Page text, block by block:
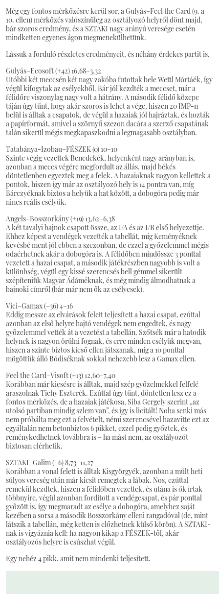
Még egy fontos mérkőzésre kerül sor, a Gulyás–Feel the Card (9. a
10. ellen) mérkőzés valószínűleg az osztályozó helyről dönt majd,
bár szoros eredmény, és a SZTAKI nagy arányú veresége esetén
mindketten egyenes ágon megmenekülhetünk.
Lássuk a forduló részletes eredményeit, és néhány érdekes partit is.
Gulyás–Ecosoft (+42) 16,68–3,32
Utóbbi két meccsén két nagy zakóba futottak bele Wettl Mártáék, így
végül kifogytak az esélyekből. Bár jól kezdték a meccset, már a
félidőre viszonylag nagy volt a hátrány. A második félidő közepe
táján úgy tűnt, hogy akár szoros is lehet a vége, hiszen 20 IMP-n
belül is álltak a csapatok, de végül a hazaiak jól hajráztak, és hozták
a papírformát, amivel a szörnyű szezon dacára a szerző csapatának
talán sikerül mégis megkapaszkodni a legmagasabb osztályban.
Tatabánya-Izobau–FÉSZEK (0) 10–10
Szinte végig vezettek Benedekék, helyenként nagy arányban is,
azonban a meccs végére megfordult az állás, majd békés
döntetlenben egyeztek meg a felek. A hazaiaknak nagyon kellettek a
pontok, hiszen így már az osztályozó hely is 14 pontra van, míg
Bárczyéknak biztos a helyük a hat között, a dobogóra pedig már
nincs reális esélyük.
Angels–Bosszorkány (+19) 13,62–6,38
A két tavalyi bajnok csapott össze, az I/A és az I/B első helyezettje.
Ehhez képest a vendégek vezették a tabellát, míg Keményéknek
kevésbé ment jól ebben a szezonban, de ezzel a győzelemmel mégis
odaérhetnek akár a dobogóra is. A félidőben mindössze 3 ponttal
vezetett a hazai csapat, a második játékrészben nagyobb is volt a
különbség, végül egy kissé szerencsés bell gémmel sikerült
szépíteniük Magyar Ádáméknak, és még mindig álmodhatnak a
bajnoki címről (bár már nem ők az esélyesek).
Vici–Gamax (–36) 4–16
Eddig messze az elvárások felett teljesített a hazai csapat, ezúttal
azonban az első helyre hajtó vendégek nem engedtek, és nagy
győzelemmel vették át a vezetést a tabellán. Szőtsék már a hatodik
helynek is nagyon örülni fognak, és erre minden esélyük megvan,
hiszen a szinte biztos kieső ellen játszanak, míg a 10 ponttal
mögöttük álló Bódiséknak sokkal nehezebb lesz a Gamax ellen.
Feel the Card–Visoft (+13) 12,60–7,40
Korábban már kiesésre is álltak, majd szép győzelmekkel felfelé
araszolnak Tichy Eszterék. Ezúttal úgy tűnt, döntetlen lesz ez a
fontos mérkőzés, de a hazaiak játékosa, Siba Gergely szerint „az
utolsó partiban mindig szlem van”, és így is licitált! Noha senki más
nem próbálta meg ezt a felvételt, némi szerencsével hazavitte ezt az
egyáltalán nem betonbiztos 6 pikket, ezzel pedig győztek, és
reménykedhetnek továbbra is – ha mást nem, az osztályozót
biztosan elérhetik.
SZTAKI–Galim (–6) 8,73–11,27
Korábban a vonal felett is álltak Kisgyörgyék, azonban a múlt heti
súlyos vereség után már kicsit remegtek a lábak. Nos, ezúttal
remekül kezdtek, hiszen a félidőben vezettek, és utána is ők írtak
többnyire, végül azonban fordított a vendégcsapat, és pár ponttal
győzött is, így megmaradt az esélye a dobogóra, amelyhez saját
kezében a sorsa a második Bosszorkány elleni rangadóval (de, mint
látszik a tabellán, még ketten is előzhetnek külső körön). A SZTAKI-
nak is vigyáznia kell: ha nagyon kikap a FÉSZEK-től, akár
osztályozós helyre is csúszhat végül.
Egy nehéz 4 pikk, amit nem mindenki teljesített.